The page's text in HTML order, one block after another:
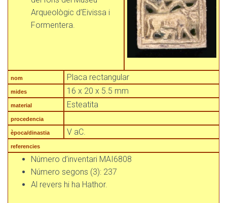
Arqueològic d’Eivissa i
Formentera.
nom Placa rectangular
mides 16 x 20 x 5.5 mm
material Esteatita
procedencia
època/dinastia V aC.
referencies
Número d’inventari MAI6808
Número segons (3): 237
Al revers hi ha Hathor.